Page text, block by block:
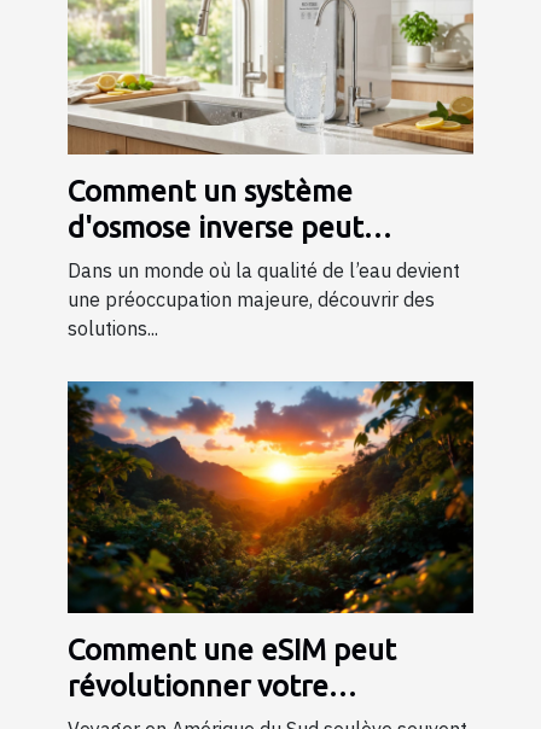
Comment un système
d'osmose inverse peut
transformer votre quotidien ?
Dans un monde où la qualité de l’eau devient
une préoccupation majeure, découvrir des
solutions...
Comment une eSIM peut
révolutionner votre